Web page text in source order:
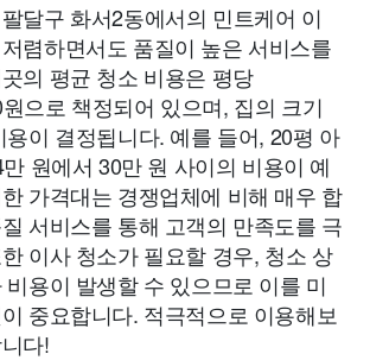
달구 화서2동에서의 민트케어 이
렴하면서도 품질이 높은 서비스를
의 평균 청소 비용은 평당
으로 책정되어 있으며, 집의 크기
이 결정됩니다. 예를 들어, 20평 아
원에서 30만 원 사이의 비용이 예
가격대는 경쟁업체에 비해 매우 합
서비스를 통해 고객의 만족도를 극
이사 청소가 필요할 경우, 청소 상
용이 발생할 수 있으므로 이를 미
중요합니다. 적극적으로 이용해보
다!